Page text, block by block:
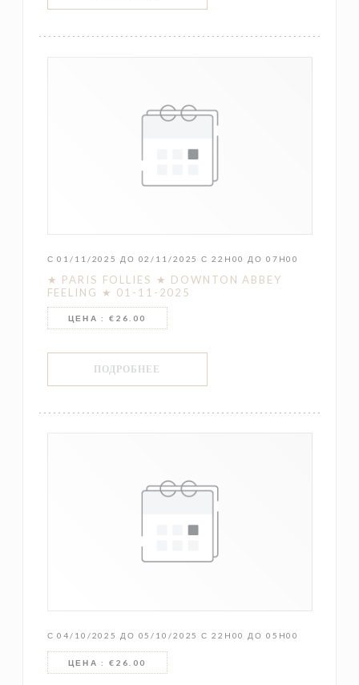
С 01/11/2025 ДО 02/11/2025 С 22H00 ДО 07H00
★ PARIS FOLLIES ★ DOWNTON ABBEY
FEELING ★ 01-11-2025
ЦЕНА : €26.00
ПОДРОБНЕЕ
С 04/10/2025 ДО 05/10/2025 С 22H00 ДО 05H00
ЦЕНА : €26.00